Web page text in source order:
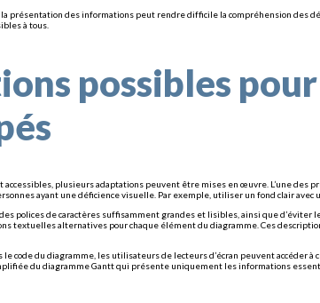
présentation des informations peut rendre difficile la compréhension des
à tous.
possibles
accessibles, plusieurs adaptations peuvent être mises en œuvre. L’une
ayant une déficience visuelle. Par exemple, utiliser un fond clair
polices de caractères suffisamment grandes et lisibles, ainsi que
textuelles alternatives pour chaque élément du diagramme. Ces
le code du diagramme, les utilisateurs de lecteurs d’écran peuvent
du diagramme Gantt qui présente uniquement les informations